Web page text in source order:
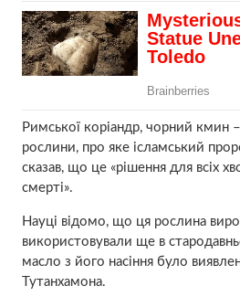
Римської коріандр, чорний кмин –
рослини, про яке ісламський
сказав, що це «рішення для всіх
смерті».
Науці відомо, що ця рослина
використовували ще в
масло з його насіння було
Тутанхамона.